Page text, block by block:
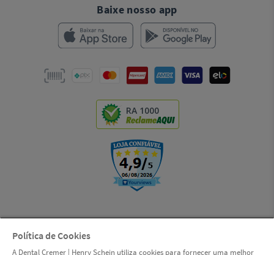
Baixe nosso app
RA 1000
Política de Cookies
A Dental Cremer | Henry Schein utiliza cookies para fornecer uma melhor